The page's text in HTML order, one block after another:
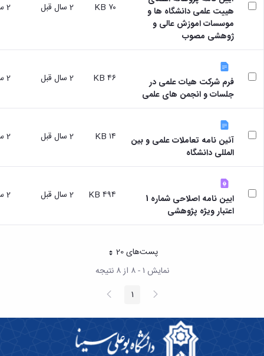
کارکنان
مصالح
آزمایشگاه
مواد
آزمایشگاه
باستان
شناسی
آزمایشگاه
هوش
و
بینایی
اولویت
پژوهشی
طرح
های
و
کارگروه
اخلاق
در
پژوهش
کرسی
نظریه
پردازی
دانشگاه
های
اعضای
هیات
علمی
سایر
آیین
نامه
ها
هییت علمی دانشگاه ها و
موسسات اموزش عالی و
ژوهشی مصوب
۷۰ KB 2 سال قبل 2 سال قبل
فرم شرکت هیات علمی در
جلسات و انجمن های علمی
۴۶ KB 2 سال قبل 2 سال قبل
آئین نامه تعاملات علمی و بین
المللی دانشگاه
۱۴ KB 2 سال قبل 2 سال قبل
ایین نامه اصلاحی شماره 1
اعتبار ویژه پژوهشی
۴۹۴ KB 2 سال قبل 2 سال قبل
پست‌‌های 20هر صفحه
نمایش ۱ - ۸ از ۸ نتیجه
پیغام
قبلی صفحه1 صفحه
بعد